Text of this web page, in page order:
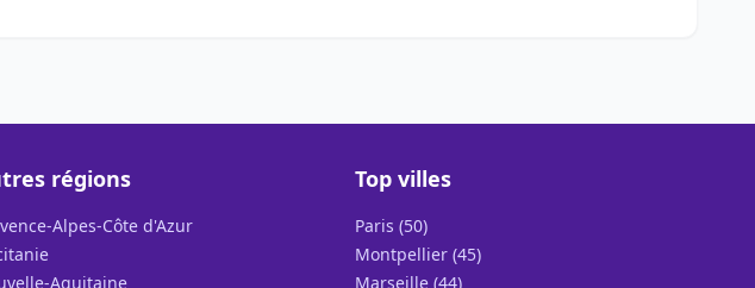
régions
Alpes-Côte d'Azur
Aquitaine
Top villes
Paris (50)
Montpellier (45)
Marseille (44)